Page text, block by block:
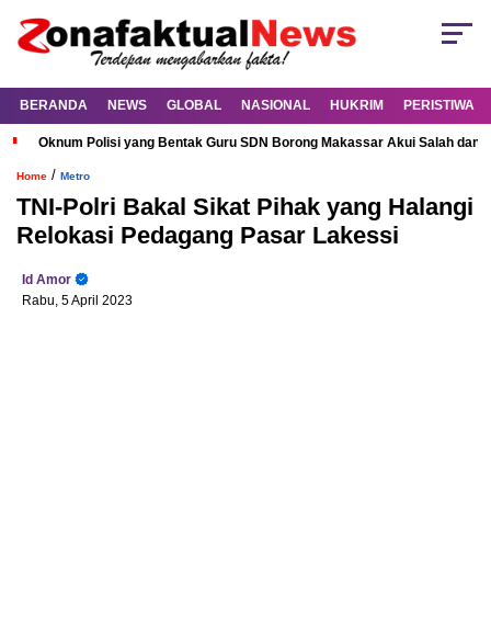
BERANDA NEWS GLOBAL NASIONAL HUKRIM PERISTIWA
Oknum Polisi yang Bentak Guru SDN Borong Makassar Akui Salah dan
Home / Metro
TNI-Polri Bakal Sikat Pihak yang Halangi
Relokasi Pedagang Pasar Lakessi
Id Amor
Rabu, 5 April 2023